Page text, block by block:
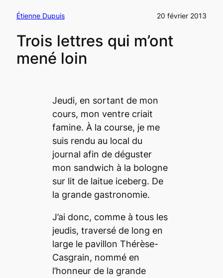
Étienne Dupuis 20 février 2013
Trois lettres qui m’ont
mené loin
Jeudi, en sortant de mon
cours, mon ventre criait
famine. À la course, je me
suis rendu au local du
journal afin de déguster
mon sandwich à la bologne
sur lit de laitue iceberg. De
la grande gastronomie.
J’ai donc, comme à tous les
jeudis, traversé de long en
large le pavillon Thérèse-
Casgrain, nommé en
l’honneur de la grande